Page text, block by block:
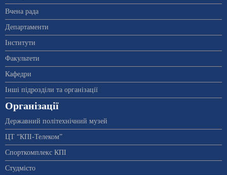
Вчена рада
Департаменти
Інститути
Факультети
Кафедри
Інші підрозділи та організації
Організації
Державний політехнічний музей
ЦТ “КПІ-Телеком”
Спорткомплекс КПІ
Студмісто